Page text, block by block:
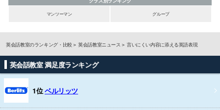
マンツーマン
グループ
英会話教室のランキング・比較 英会話教室ニュース 言いにくい内容に添える英語表現
英会話教室 満足度ランキング
1位ベルリッツ